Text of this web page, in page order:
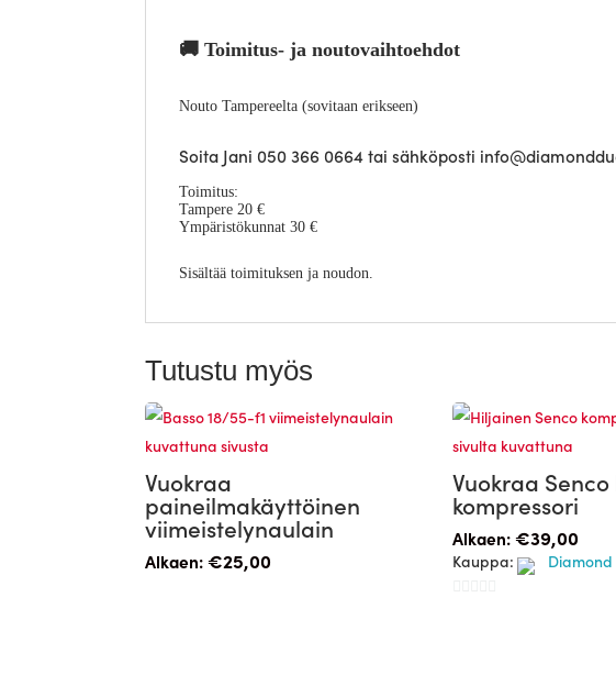
🚚 Toimitus- ja noutovaihtoehdot
Nouto Tampereelta (sovitaan erikseen)
Soita Jani 050 366 0664 tai sähköposti
Toimitus:
Tampere 20 €
Ympäristökunnat 30 €
Sisältää toimituksen ja noudon.
Tutustu myös
Vuokraa
paineilmakäyttöinen
viimeistelynaulain
Alkaen:€25,00
Vuokraa
kompressori
Alkaen:€39,00
Kauppa: